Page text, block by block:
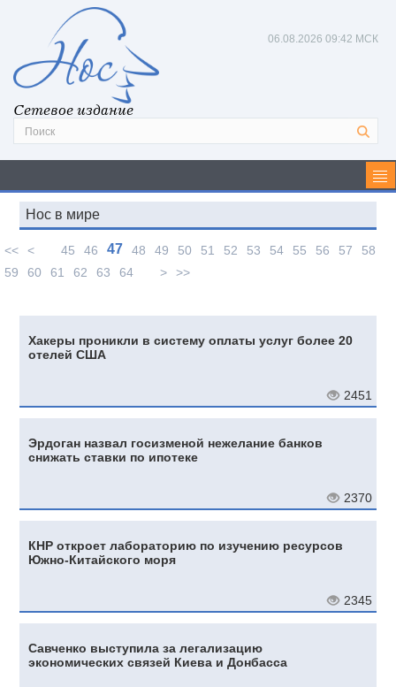
Сетевое издание
06.08.2026 09:42 МСК
Нос в мире
<< < 45 46 47 48 49 50 51 52 53 54 55 56 57
58
59
60 61 62 63 64 > >>
Хакеры проникли в систему оплаты услуг более 20
отелей США
2451
Эрдоган назвал госизменой нежелание банков
снижать ставки по ипотеке
2370
КНР откроет лабораторию по изучению ресурсов
Южно-Китайского моря
2345
Савченко выступила за легализацию
экономических связей Киева и Донбасса